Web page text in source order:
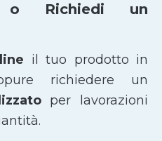
o Richiedi un
il tuo prodotto in
richiedere un
per lavorazioni